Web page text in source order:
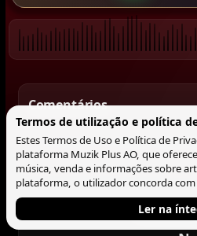
Comentários
Tocando
Termos de utilização e política
Estes Termos de Uso e Política de
plataforma Muzik Plus AO, que
música, venda e informações sobre
plataforma, o utilizador concorda
Ler na